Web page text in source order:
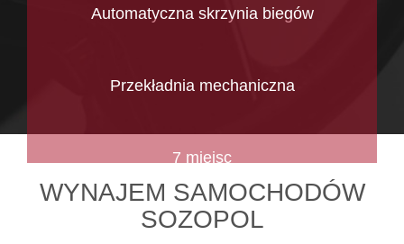
Automatyczna skrzynia biegów
Przekładnia mechaniczna
7 miejsc
WYNAJEM SAMOCHODÓW
SOZOPOL